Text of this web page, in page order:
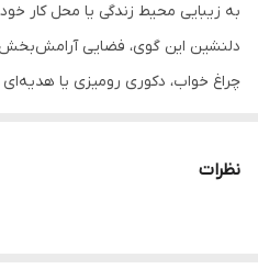
به زیبایی محیط زندگی یا محل کار
دلنشین این گوی، فضایی آرامش‌بخش
چراغ خواب، دکوری رومیزی یا
نظرات